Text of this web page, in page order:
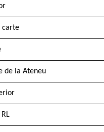
carte
de la Ateneu